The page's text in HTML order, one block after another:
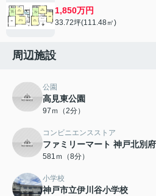
1,850万円
33.72坪(111.48㎡)
周辺施設
公園
高見東公園
97ｍ（2分）
コンビニエンスストア
ファミリーマート 神戸北別
581ｍ（8分）
小学校
神戸市立伊川谷小学校